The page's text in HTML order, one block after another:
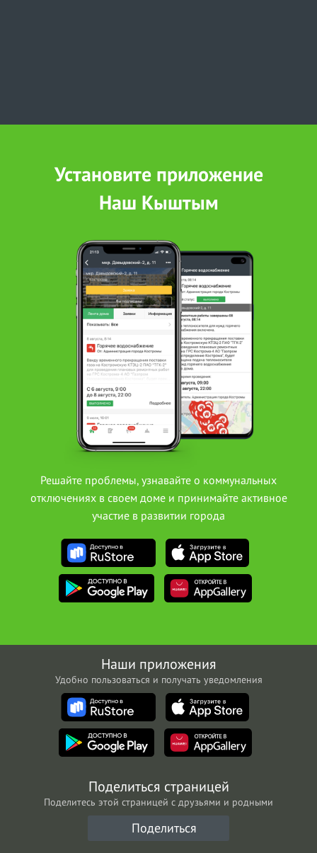
Установите приложение
Наш Кыштым
Решайте проблемы, узнавайте о коммунальных
отключениях в своем доме и принимайте активное
участие в развитии города
Наши приложения
Удобно пользоваться и получать уведомления
Поделиться страницей
Поделитесь этой страницей с друзьями и родными
Поделиться